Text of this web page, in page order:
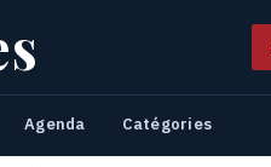
Agenda Catégories